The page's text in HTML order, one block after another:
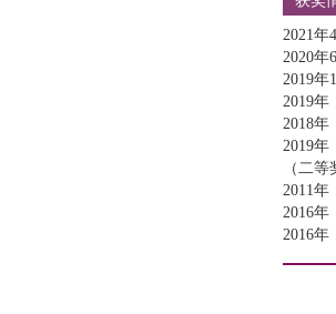
2021
2020年
2019
2019年
2018年
2019
（二等
2011
2016
2016年